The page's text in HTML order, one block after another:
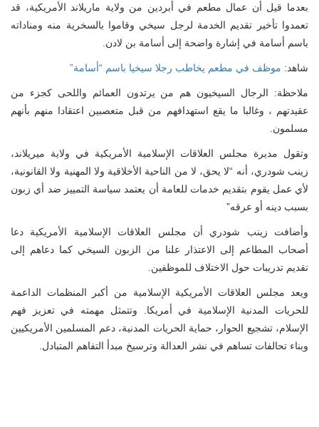
بعدما قيل أن عمال مطعم في أبردين من ولاية ماريلاند الأمريكية، قد
تعمدوا تأخير تقديم الخدمة لرجل سيخي وقاموا بالسخرية منه ومناداته
باسم أسامة في إشارة واضحة إلى أسامة بن لادن.
شاهد:موظف في مطعم يخاطب رجلا سيخيا باسم “أسامة”
ملاحظة: الرجال السيخيون هم من يرتدون العمائم واللحى كجزء من
عقيدتهم ، وغالبا ما يقع استهدافهم من قبل متعصبين اعتقادا منهم بأنهم
مسلمون.
وتقول مديرة مجلس العلاقات الإسلامية الأمريكية في ولاية ميريلاند،
زينب شودري، أنه “لا يحق، لا من الناحية الأخلاقية ولا المهنية ولا القانونية،
لأي عمل يقوم بتقديم خدمات للعامة أن يعتمد سياسة التمييز ضد أي زبون
بسبب دينه أو عرقه”
وأضافت زينب شودري أن مجلس العلاقات الإسلامية الأمريكية دعا
أصحاب المطاعم إلى الاعتذار علنا من الزبون السيخي كما دعاهم إلى
تقديم تدريبات حول الاختلاف للموظفين.
ويعد مجلس العلاقات الأمريكية الإسلامية من أكبر المنظمات الداعمة
للحريات المدنية الإسلامية في أمريكا. وتتمثل مهمته في تعزيز فهم
الإسلام، تشجيع الحوار، حماية الحريات المدنية، دعم المسلمين الأمريكيين
وبناء تحالفات تساهم في نشر العدالة وترسيخ مبدأ التفاهم المتبادل.